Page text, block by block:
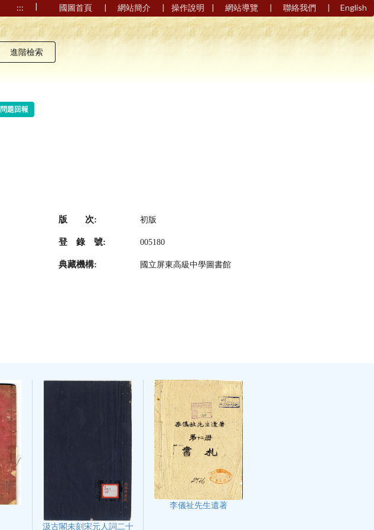
::: | 國圖首頁 | 網站簡介 | 操作說明 | 網站導覽 | 聯絡我們 | English
進階檢索
問題回報
版 次: 初版
登 錄 號: 005180
典藏機構: 國立屏東高級中學圖書館
汲古閣未刻宋元人詞二十
李儀祉先生遺著